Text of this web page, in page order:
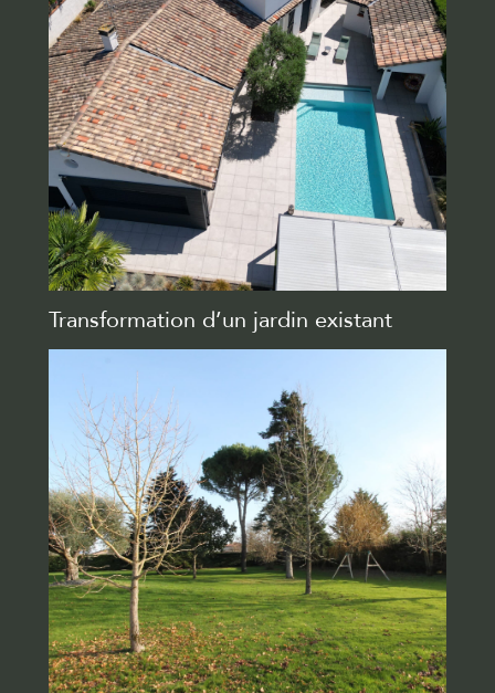
Transformation d’un jardin existant